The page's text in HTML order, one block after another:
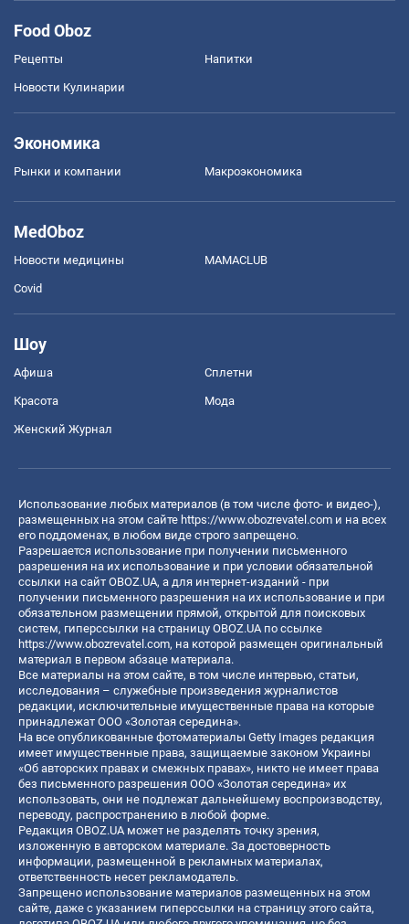
Food Oboz
Рецепты Напитки
Новости Кулинарии
Экономика
Рынки и компании Mакроэкономика
MedOboz
Новости медицины MAMACLUB
Covid
Шоу
Афиша Сплетни
Красота Мода
Женский Журнал
Использование любых материалов (в том числе фото- и видео-),
размещенных на этом сайте https://www.obozrevatel.com и на всех
его поддоменах, в любом виде строго запрещено.
Разрешается использование при получении письменного
разрешения на их использование и при условии обязательной
ссылки на сайт OBOZ.UA, а для интернет-изданий - при
получении письменного разрешения на их использование и при
обязательном размещении прямой, открытой для поисковых
систем, гиперссылки на страницу OBOZ.UA по ссылке
https://www.obozrevatel.com, на которой размещен оригинальный
материал в первом абзаце материала.
Все материалы на этом сайте, в том числе интервью, статьи,
исследования – служебные произведения журналистов
редакции, исключительные имущественные права на которые
принадлежат ООО «Золотая середина».
На все опубликованные фотоматериалы Getty Images редакция
имеет имущественные права, защищаемые законом Украины
«Об авторских правах и смежных правах», никто не имеет права
без письменного разрешения ООО «Золотая середина» их
использовать, они не подлежат дальнейшему воспроизводству,
переводу, распространению в любой форме.
Редакция OBOZ.UA может не разделять точку зрения,
изложенную в авторском материале. За достоверность
информации, размещенной в рекламных материалах,
ответственность несет рекламодатель.
Запрещено использование материалов размещенных на этом
сайте, даже с указанием гиперссылки на страницу этого сайта,